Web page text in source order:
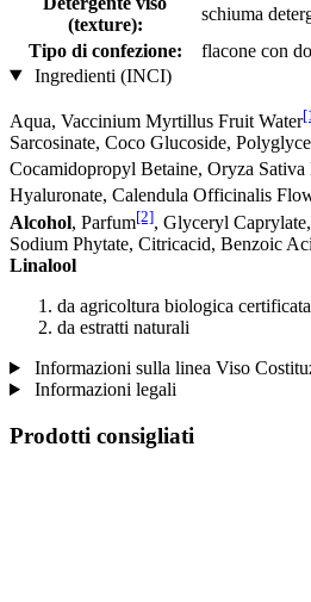
(texture):
schiuma
Tipo di confezione:
flacone con
Ingredienti (INCI)
Aqua, Vaccinium Myrtillus Fruit Water
Sarcosinate, Coco Glucoside,
Cocamidopropyl Betaine, Oryza Sativa
Hyaluronate, Calendula Officinalis
Alcohol, Parfum[2], Glyceryl
Sodium Phytate, Citricacid, Benzoic
Linalool
da agricoltura biologica certificata
da estratti naturali
Informazioni sulla linea Viso
Informazioni legali
Prodotti consigliati